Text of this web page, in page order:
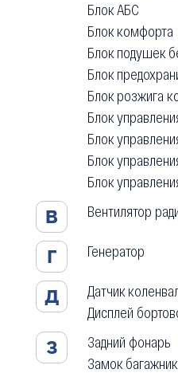
Блок АБС
Блок комфорта
Блок подушек
Блок
Блок розжига
Блок
Блок
Блок
Блок
В Вентилятор
Г Генератор
Д
Датчик
Дисплей
З
Задний фонарь
Замок